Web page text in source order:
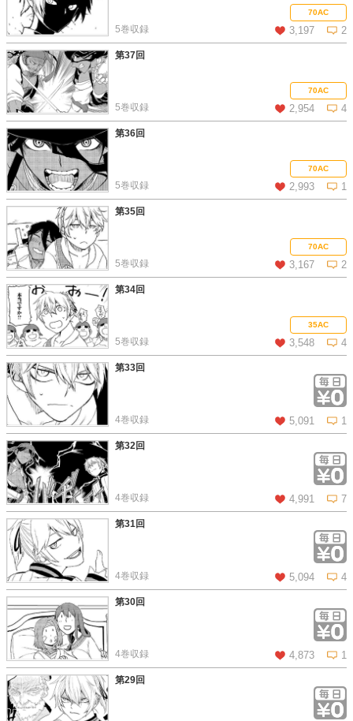
この話を読む コメントを見る70AC
3,197 2
5巻収録
この話を読む コメントを見る
第37回
70AC
2,954 4
5巻収録
この話を読む コメントを見る
第36回
70AC
2,993 1
5巻収録
この話を読む コメントを見る
第35回
70AC
3,167 2
5巻収録
この話を読む コメントを見る
第34回
35AC
3,548 4
5巻収録
この話を読む
第33回
5,091 1
4巻収録
この話を読む
第32回
4,991 7
4巻収録
この話を読む
第31回
5,094 4
4巻収録
この話を読む
第30回
4,873 1
4巻収録
この話を読む
第29回